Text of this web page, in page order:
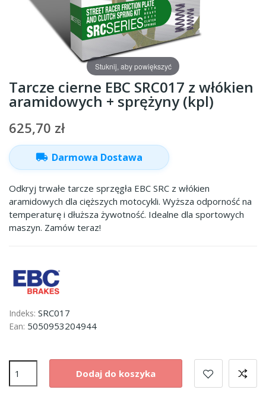
Stuknij, aby powiększyć
Tarcze cierne EBC SRC017 z włókien
aramidowych + sprężyny (kpl)
625,70 zł
local_shipping Darmowa Dostawa
Odkryj trwałe tarcze sprzęgła EBC SRC z włókien
aramidowych dla cięższych motocykli. Wyższa odporność na
temperaturę i dłuższa żywotność. Idealne dla sportowych
maszyn. Zamów teraz!
Indeks: SRC017
Ean: 5050953204944
Dodaj do koszyka